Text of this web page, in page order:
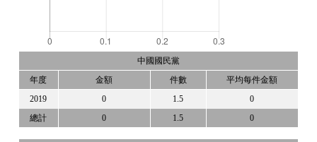
中國國民黨
年度 金額 件數 平均每件金額
2019 0 1.5 0
總計 0 1.5 0